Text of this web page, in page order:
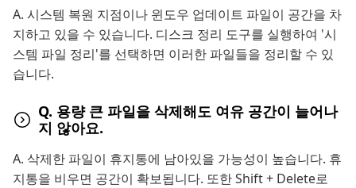
A. 시스템 복원 지점이나 윈도우 업데이트 파일이 공간을 차
지하고 있을 수 있습니다. 디스크 정리 도구를 실행하여 '시
스템 파일 정리'를 선택하면 이러한 파일들을 정리할 수 있
습니다.
Q. 용량 큰 파일을 삭제해도 여유 공간이 늘어나
지 않아요.
A. 삭제한 파일이 휴지통에 남아있을 가능성이 높습니다. 휴
지통을 비우면 공간이 확보됩니다. 또한 Shift + Delete로